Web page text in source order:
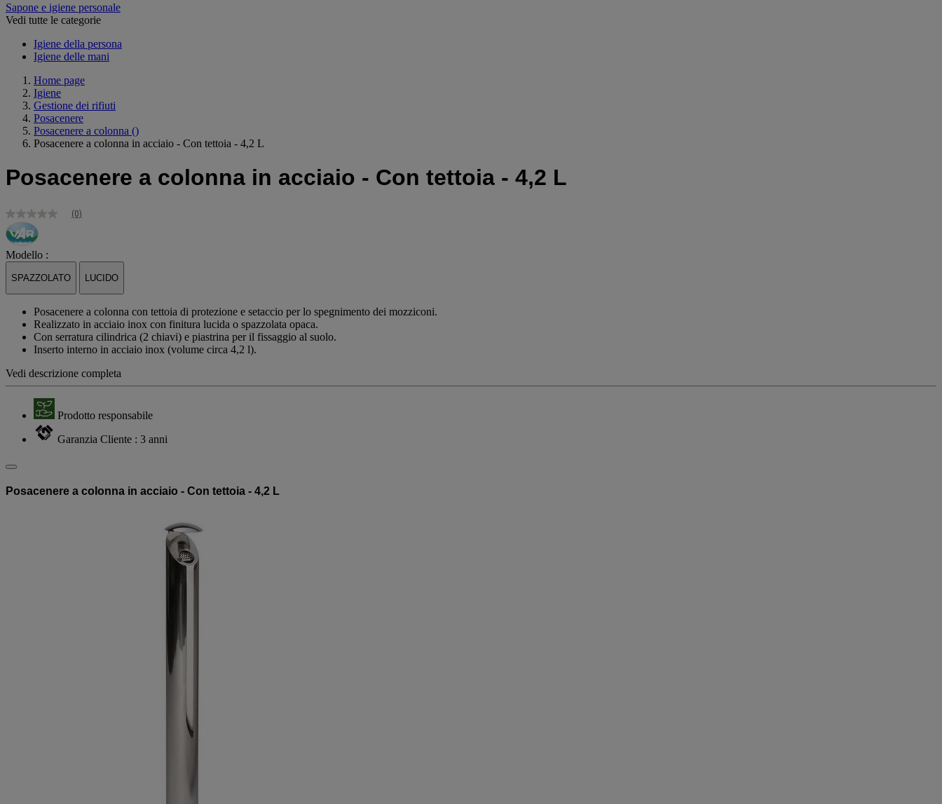
Sapone e igiene personale
Vedi tutte le categorie
Igiene della persona
Igiene delle mani
Home page
Igiene
Gestione dei rifiuti
Posacenere
Posacenere a colonna ()
Posacenere a colonna in acciaio - Con tettoia - 4,2 L
Posacenere a colonna in acciaio - Con tettoia - 4,2 L
Nessuna
valutazione
Stesso
link
alla
pagina.
(0)
Modello :
SPAZZOLATO LUCIDO
Posacenere a colonna con tettoia di protezione e setaccio per lo spegnimento dei mozziconi.
Realizzato in acciaio inox con finitura lucida o spazzolata opaca.
Con serratura cilindrica (2 chiavi) e piastrina per il fissaggio al suolo.
Inserto interno in acciaio inox (volume circa 4,2 l).
Vedi descrizione completa
Prodotto responsabile
Garanzia Cliente : 3 anni
Posacenere a colonna in acciaio - Con tettoia - 4,2 L